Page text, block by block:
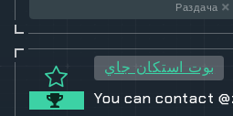
Раздача
بوت استكان جاي
You can contact